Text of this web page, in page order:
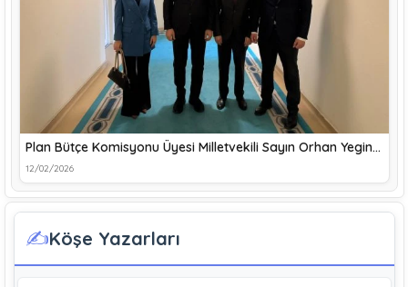
Plan Bütçe Komisyonu Üyesi Milletvekili Sayın Orhan Yegin…
12/02/2026
✍️Köşe Yazarları